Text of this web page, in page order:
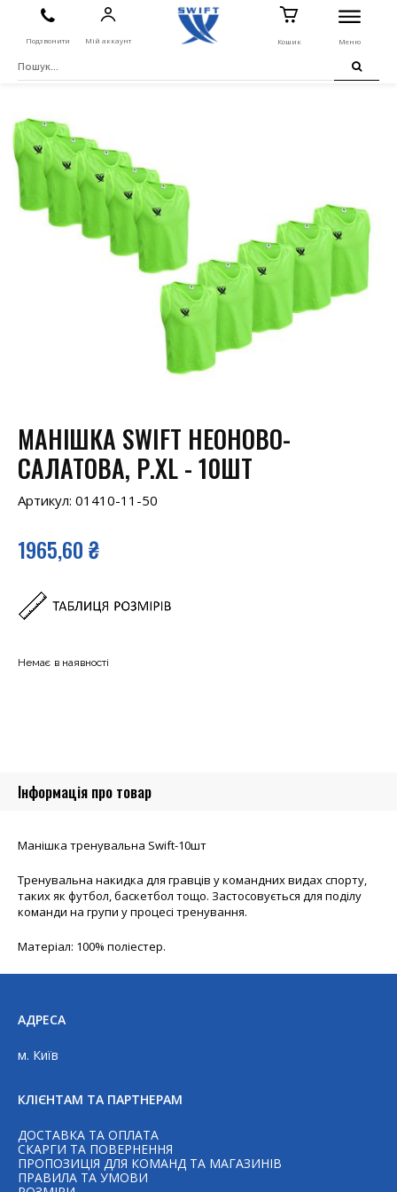
Подзвонити Мій аккаунт Кошик Меню
МАНІШКА SWIFT НЕОНОВО-
САЛАТОВА, Р.XL - 10ШТ
Артикул: 01410-11-50
1965,60₴
Немає в наявності
Інформація про товар
Манішка тренувальна Swift-10шт
Тренувальна накидка для гравців у командних видах спорту,
таких як футбол, баскетбол тощо. Застосовується для поділу
команди на групи у процесі тренування.
Матеріал: 100% поліестер.
АДРЕСА
м. Київ
КЛІЄНТАМ ТА ПАРТНЕРАМ
ДОСТАВКА ТА ОПЛАТА
СКАРГИ ТА ПОВЕРНЕННЯ
ПРОПОЗИЦІЯ ДЛЯ КОМАНД ТА МАГАЗИНІВ
ПРАВИЛА ТА УМОВИ